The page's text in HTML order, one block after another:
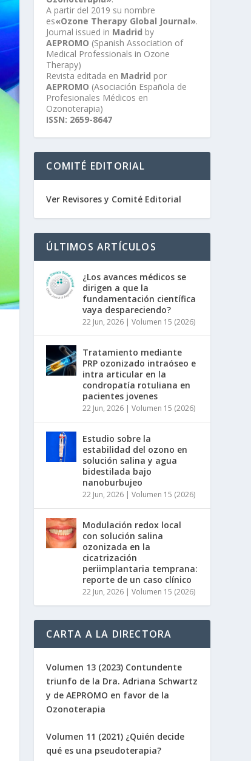
A partir del 2019 su nombre
es«Ozone Therapy Global Journal».
Journal issued in Madrid by
AEPROMO (Spanish Association of
Medical Professionals in Ozone
Therapy)
Revista editada en Madrid por
AEPROMO (Asociación Española de
Profesionales Médicos en
Ozonoterapia)
ISSN: 2659-8647
COMITÉ EDITORIAL
Ver Revisores y Comité Editorial
ÚLTIMOS ARTÍCULOS
¿Los avances médicos se
dirigen a que la
fundamentación científica
vaya despareciendo?
22 Jun, 2026 |Volumen 15 (2026)
Tratamiento mediante
PRP ozonizado intraóseo e
intra articular en la
condropatía rotuliana en
pacientes jovenes
22 Jun, 2026 |Volumen 15 (2026)
Estudio sobre la
estabilidad del ozono en
solución salina y agua
bidestilada bajo
nanoburbujeo
22 Jun, 2026 |Volumen 15 (2026)
Modulación redox local
con solución salina
ozonizada en la
cicatrización
periimplantaria temprana:
reporte de un caso clínico
22 Jun, 2026 |Volumen 15 (2026)
CARTA A LA DIRECTORA
Volumen 13 (2023) Contundente
triunfo de la Dra. Adriana Schwartz
y de AEPROMO en favor de la
Ozonoterapia
Volumen 11 (2021) ¿Quién decide
qué es una pseudoterapia?